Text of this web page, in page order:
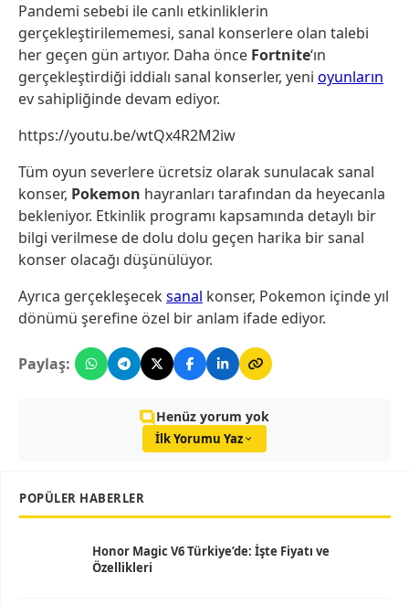
Pandemi sebebi ile canlı etkinliklerin
gerçekleştirilememesi, sanal konserlere olan talebi
her geçen gün artıyor. Daha önce Fortnite‘ın
gerçekleştirdiği iddialı sanal konserler, yeni oyunların
ev sahipliğinde devam ediyor.
https://youtu.be/wtQx4R2M2iw
Tüm oyun severlere ücretsiz olarak sunulacak sanal
konser, Pokemon hayranları tarafından da heyecanla
bekleniyor. Etkinlik programı kapsamında detaylı bir
bilgi verilmese de dolu dolu geçen harika bir sanal
konser olacağı düşünülüyor.
Ayrıca gerçekleşeceksanal konser, Pokemon içinde yıl
dönümü şerefine özel bir anlam ifade ediyor.
Paylaş:
Henüz yorum yok
İlk Yorumu Yaz
POPÜLER HABERLER
Honor Magic V6 Türkiye’de: İşte Fiyatı ve
Özellikleri